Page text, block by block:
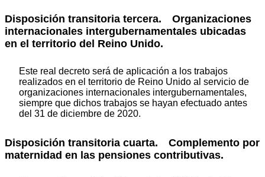
Disposición transitoria tercera. Organizaciones
internacionales intergubernamentales ubicadas
en el territorio del Reino Unido.
Este real decreto será de aplicación a los trabajos
realizados en el territorio de Reino Unido al servicio de
organizaciones internacionales intergubernamentales,
siempre que dichos trabajos se hayan efectuado antes
del 31 de diciembre de 2020.
Disposición transitoria cuarta. Complemento por
maternidad en las pensiones contributivas.